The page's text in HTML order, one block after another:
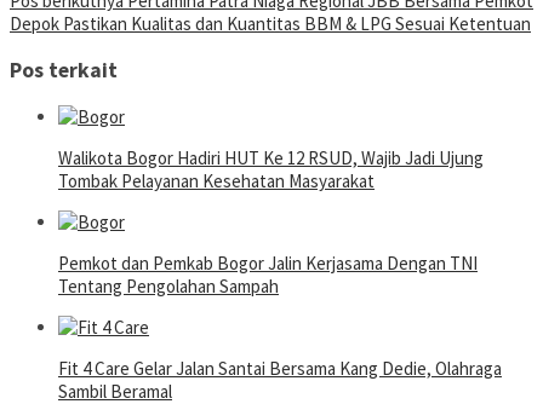
Depok Pastikan Kualitas dan Kuantitas BBM & LPG Sesuai Ketentuan
Pos terkait
Walikota Bogor Hadiri HUT Ke 12 RSUD, Wajib Jadi Ujung
Tombak Pelayanan Kesehatan Masyarakat
Pemkot dan Pemkab Bogor Jalin Kerjasama Dengan TNI
Tentang Pengolahan Sampah
Fit 4 Care Gelar Jalan Santai Bersama Kang Dedie, Olahraga
Sambil Beramal